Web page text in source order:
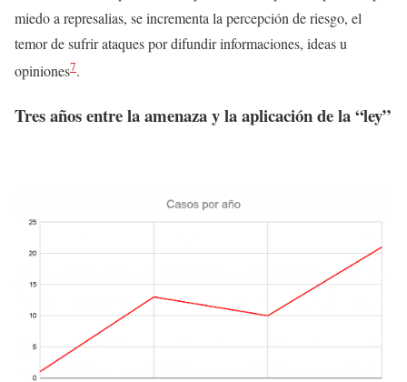
miedo a represalias, se incrementa la percepción de riesgo, el
temor de sufrir ataques por difundir informaciones, ideas u
opiniones7.
Tres años entre la amenaza y la aplicación de la “ley”